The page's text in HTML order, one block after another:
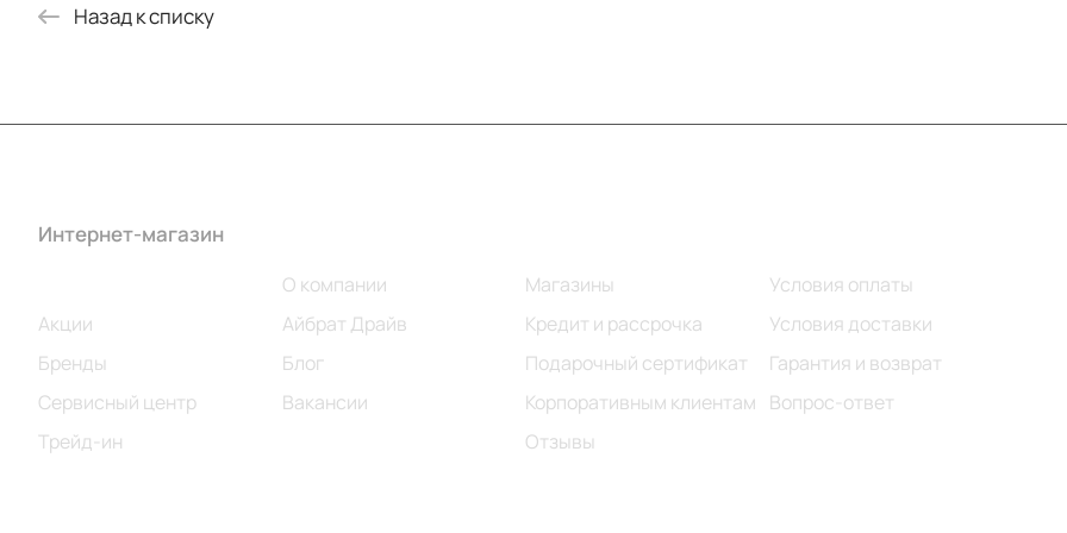
Назад к списку
Интернет-магазин
Акции
Бренды
Сервисный центр
Трейд-ин
О компании
Айбрат Драйв
Блог
Вакансии
Магазины
Кредит и рассрочка
Подарочный сертификат
Корпоративным клиентам
Отзывы
Условия оплаты
Условия доставки
Гарантия и возврат
Вопрос-ответ